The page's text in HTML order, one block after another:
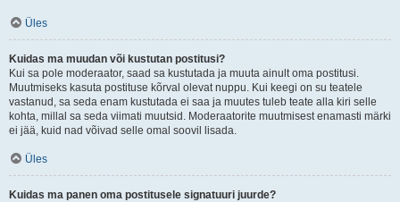
Üles
Kuidas ma muudan või kustutan postitusi?
Kui sa pole moderaator, saad sa kustutada ja muuta ainult oma postitusi.
Muutmiseks kasuta postituse kõrval olevat nuppu. Kui keegi on su teatele
vastanud, sa seda enam kustutada ei saa ja muutes tuleb teate alla kiri selle
kohta, millal sa seda viimati muutsid. Moderaatorite muutmisest enamasti märki
ei jää, kuid nad võivad selle omal soovil lisada.
Üles
Kuidas ma panen oma postitusele signatuuri juurde?